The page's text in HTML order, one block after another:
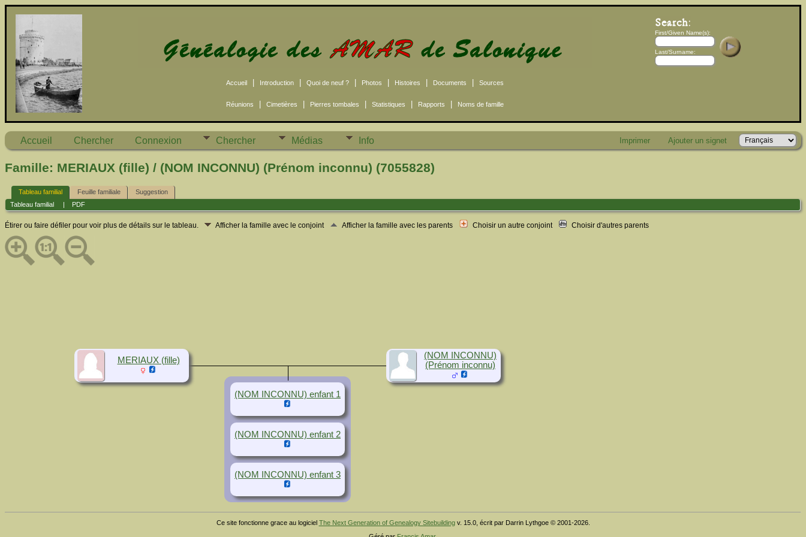
Accueil Introduction Quoi de neuf ? Photos Histoires Documents Sources
Réunions Cimetières Pierres tombales Statistiques Rapports Noms de famille
First/Given Name(s):
Last/Surname:
Accueil Chercher Connexion Chercher Médias Info Imprimer Ajouter un signet
Famille: MERIAUX (fille) / (NOM INCONNU) (Prénom inconnu) (7055828)
Tableau familial Feuille familiale
Suggestion
Tableau familial
PDF
Étirer ou faire défiler pour voir plus de détails sur le tableau. Afficher la famille avec le conjoint Afficher la famille avec les parents Choisir un autre conjoint Choisir d'autres parents
MERIAUX (fille)
(NOM INCONNU)
(Prénom inconnu)
(NOM INCONNU) enfant 1
(NOM INCONNU) enfant 2
(NOM INCONNU) enfant 3
Ce site fonctionne grace au logiciel The Next Generation of Genealogy Sitebuildingv. 15.0, écrit par Darrin Lythgoe © 2001-2026.